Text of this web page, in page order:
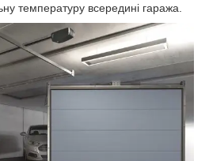
температуру всередині гаража.